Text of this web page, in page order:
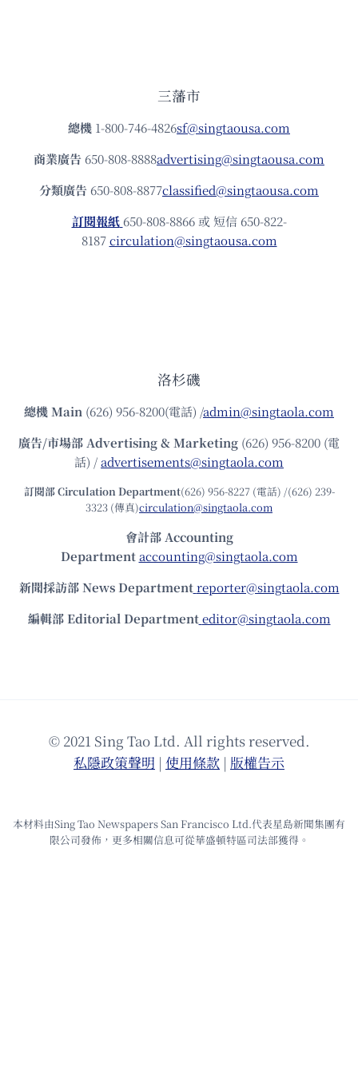
三藩市
總機 1-800-746-4826sf@singtaousa.com
商業廣告 650-808-8888advertising@singtaousa.com
分類廣告 650-808-8877classified@singtaousa.com
訂閱報紙 650-808-8866 或 短信 650-822-
8187circulation@singtaousa.com
洛杉磯
總機Main (626) 956-8200(電話) /admin@singtaola.com
廣告/市場部Advertising & Marketing (626) 956-8200 (電
話) /advertisements@singtaola.com
訂閱部 Circulation Department(626) 956-8227 (電話) /(626) 239-
3323 (傳真)circulation@singtaola.com
會計部 Accounting
Department accounting@singtaola.com
新聞採訪部 News Department reporter@singtaola.com
編輯部 Editorial Department editor@singtaola.com
© 2021 Sing Tao Ltd. All rights reserved.
私隱政策聲明 | 使⽤條款 | 版權告⽰
本材料由Sing Tao Newspapers San Francisco Ltd.代表星島新聞集團有
限公司發佈，更多相關信息可從華盛頓特區司法部獲得。